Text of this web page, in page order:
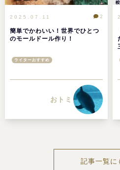
2025.07.11
簡単でかわいい！世界でひとつ
のモールドール作り！
2
ライターおすすめ
おトミ
記事一覧に